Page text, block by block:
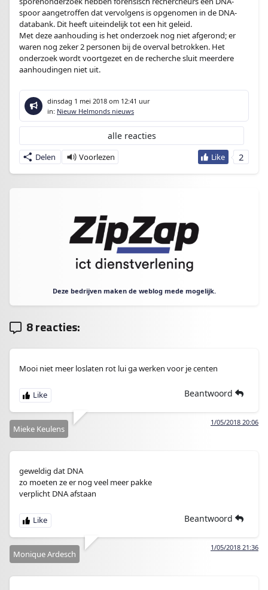
spoor aangetroffen dat vervolgens is opgenomen in de DNA-
databank. Dit heeft uiteindelijk tot een hit geleid.
Met deze aanhouding is het onderzoek nog niet afgerond; er
waren nog zeker 2 personen bij de overval betrokken. Het
onderzoek wordt voortgezet en de recherche sluit meerdere
aanhoudingen niet uit.
dinsdag 1 mei 2018 om 12:41 uur
in: Nieuw Helmonds nieuws
2
Delen
alle reacties
Deze bedrijven maken de weblog mede mogelijk.
8 reacties:
Mooi niet meer loslaten rot lui ga werken voor je centen
Beantwoord
1/05/2018 20:06
Mieke Keulens
geweldig dat DNA
zo moeten ze er nog veel meer pakke
verplicht DNA afstaan
Beantwoord
1/05/2018 21:36
Monique Ardesch